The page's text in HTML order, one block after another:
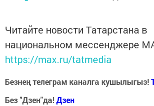
Читайте новости Татарстана в
национальном мессенджере
https://max.ru/tatmedia
Безнең телеграм каналга кушылыгыз!
Без "Дзен"да!Дзен